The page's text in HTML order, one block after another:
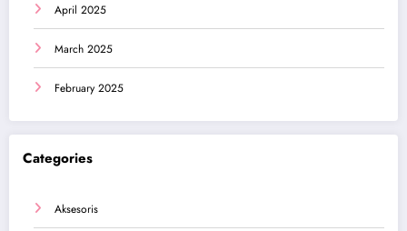
April 2025
March 2025
February 2025
Categories
Aksesoris